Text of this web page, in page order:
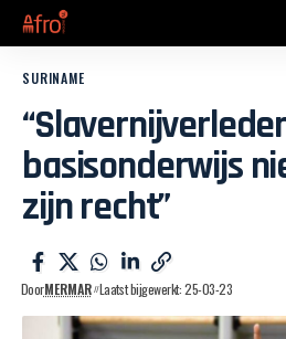
SURINAME
basisonderwijs
zijn recht”
DoorMERMAR Laatst bijgewerkt: 25-03-23